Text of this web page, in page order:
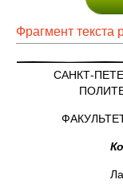
Фрагмент текста
САНКТ-